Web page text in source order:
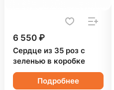
6 550 ₽
Сердце из 35 роз с
зеленью в коробке
Подробнее